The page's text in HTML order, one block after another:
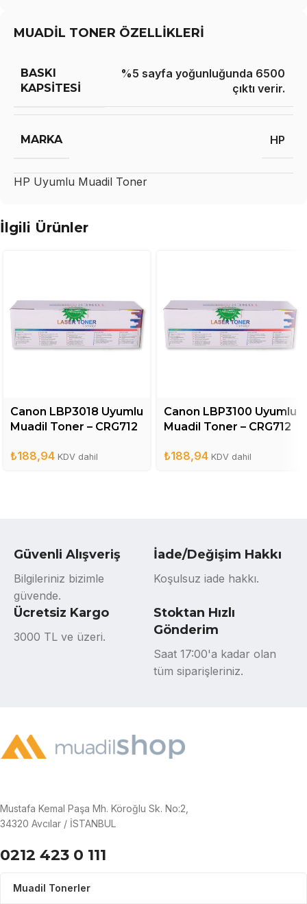
MUADİL TONER ÖZELLİKLERİ
BASKI
KAPSITESI
%5 sayfa yoğunluğunda 6500
çıktı verir.
MARKA HP
HP Uyumlu Muadil Toner
İlgili Ürünler
Canon LBP3018 Uyumlu
Muadil Toner – CRG712
₺188,94 KDV dahil
Canon LBP3100 Uyumlu
Muadil Toner – CRG712
₺188,94 KDV dahil
Güvenli Alışveriş
Bilgileriniz bizimle
güvende.
İade/Değişim Hakkı
Koşulsuz iade hakkı.
Ücretsiz Kargo
3000 TL ve üzeri.
Stoktan Hızlı
Gönderim
Saat 17:00'a kadar olan
tüm siparişleriniz.
Mustafa Kemal Paşa Mh. Köroğlu Sk. No:2,
34320 Avcılar / İSTANBUL
0212 423 0 111
Muadil Tonerler